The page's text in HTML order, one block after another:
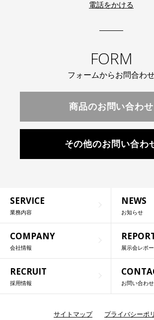
電話をかける
FORM
フォームからお問合わ
商品のお問い合わせ
その他のお問い合わ
SERVICE
業務内容
NEWS
お知らせ
COMPANY
会社情報 展示会レポ
RECRUIT
採用情報 お問い合わせ
サイトマップ プライバシーポ